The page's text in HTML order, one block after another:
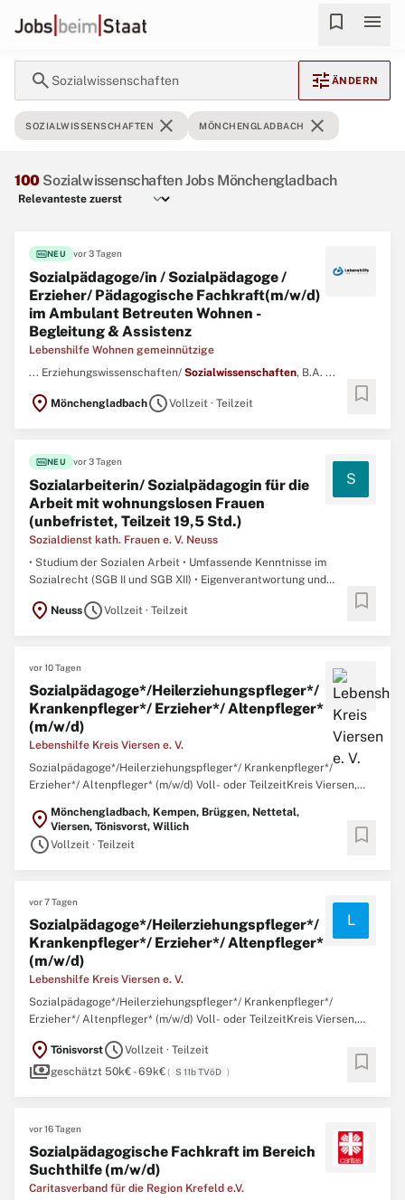
bookmark menu
search Sozialwissenschaften tune ÄNDERN
SOZIALWISSENSCHAFTEN close MÖNCHENGLADBACH close
100 Sozialwissenschaften Jobs Mönchengladbach
fiber_newNEU vor 3 Tagen
Sozialpädagoge/in / Sozialpädagoge /
Erzieher/ Pädagogische Fachkraft(m/w/d)
im Ambulant Betreuten Wohnen -
Begleitung & Assistenz
Lebenshilfe Wohnen gemeinnützige
... Erziehungswissenschaften/ Sozialwissenschaften, B.A. ...
location_on MönchengladbachscheduleVollzeit · Teilzeit bookmark
fiber_newNEU vor 3 Tagen
Sozialarbeiterin/ Sozialpädagogin für die
Arbeit mit wohnungslosen Frauen
(unbefristet, Teilzeit 19,5 Std.)
Sozialdienst kath. Frauen e. V. Neuss
S
• Studium der Sozialen Arbeit • Umfassende Kenntnisse im
Sozialrecht (SGB II und SGB XII) • Eigenverantwortung und
Teambereitschaft • Belastbarkeit in Krisen- und Konfliktsituationen
• Flexible Einsatzbereitschaft • Fundierte PC–Kenntnisse,
location_on NeussscheduleVollzeit · Teilzeit bookmark
vor 10 Tagen
Sozialpädagoge*/Heilerziehungspfleger*/
Krankenpfleger*/ Erzieher*/ Altenpfleger*
(m/w/d)
Lebenshilfe Kreis Viersen e. V.
Sozialpädagoge*/Heilerziehungspfleger*/ Krankenpfleger*/
Erzieher*/ Altenpfleger* (m/w/d) Voll- oder TeilzeitKreis Viersen,
gemeinnütziger Träger eines Wohnverbundes mit mehr als 360
Betreuungsverhältnissen in verschiedenen Wohnformen, dem ...
location_on Mönchengladbach, Kempen, Brüggen, Nettetal,
Viersen, Tönisvorst, Willich
scheduleVollzeit · Teilzeit bookmark
vor 7 Tagen
Sozialpädagoge*/Heilerziehungspfleger*/
Krankenpfleger*/ Erzieher*/ Altenpfleger*
(m/w/d)
Lebenshilfe Kreis Viersen e. V.
L
Sozialpädagoge*/Heilerziehungspfleger*/ Krankenpfleger*/
Erzieher*/ Altenpfleger* (m/w/d) Voll- oder TeilzeitKreis Viersen,
gemeinnütziger Träger eines Wohnverbundes mit mehr als 360
Betreuungsverhältnissen in verschiedenen Wohnformen, dem ...
location_on TönisvorstscheduleVollzeit · Teilzeit
paymentsgeschätzt 50k€ - 69k€( S 11b TVöD ) bookmark
vor 16 Tagen
Sozialpädagogische Fachkraft im Bereich
Suchthilfe (m/w/d)
Caritasverband für die Region Krefeld e.V.